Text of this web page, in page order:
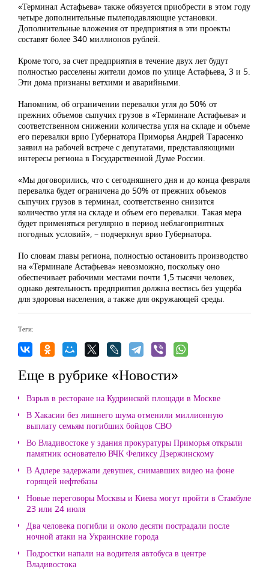
«Терминал Астафьева» также обязуется приобрести в этом году
четыре дополнительные пылеподавляющие установки.
Дополнительные вложения от предприятия в эти проекты
составят более 340 миллионов рублей.
Кроме того, за счет предприятия в течение двух лет будут
полностью расселены жители домов по улице Астафьева, 3 и 5.
Эти дома признаны ветхими и аварийными.
Напомним, об ограничении перевалки угля до 50% от
прежних объемов сыпучих грузов в «Терминале Астафьева» и
соответственном снижении количества угля на складе и объеме
его перевалки врио Губернатора Приморья Андрей Тарасенко
заявил на рабочей встрече с депутатами, представляющими
интересы региона в Государственной Думе России.
«Мы договорились, что с сегодняшнего дня и до конца февраля
перевалка будет ограничена до 50% от прежних объемов
сыпучих грузов в терминал, соответственно снизится
количество угля на складе и объем его перевалки. Такая мера
будет применяться регулярно в период неблагоприятных
погодных условий», – подчеркнул врио Губернатора.
По словам главы региона, полностью остановить производство
на «Терминале Астафьева» невозможно, поскольку оно
обеспечивает рабочими местами почти 1,5 тысячи человек,
однако деятельность предприятия должна вестись без ущерба
для здоровья населения, а также для окружающей среды.
Теги:
Еще в рубрике «Новости»
Взрыв в ресторане на Кудринской площади в Москве
В Хакасии без лишнего шума отменили миллионную
выплату семьям погибших бойцов СВО
Во Владивостоке у здания прокуратуры Приморья открыли
памятник основателю ВЧК Феликсу Дзержинскому
В Адлере задержали девушек, снимавших видео на фоне
горящей нефтебазы
Новые переговоры Москвы и Киева могут пройти в Стамбуле
23 или 24 июля
Два человека погибли и около десяти пострадали после
ночной атаки на Украинские города
Подростки напали на водителя автобуса в центре
Владивостока